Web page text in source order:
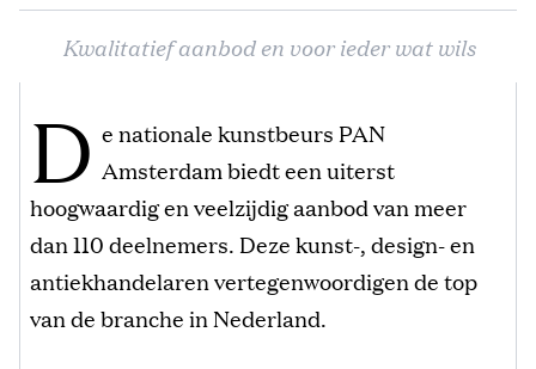
Kwalitatief aanbod en voor ieder wat wils
D e nationale kunstbeurs PAN
Amsterdam biedt een uiterst
hoogwaardig en veelzijdig aanbod van meer
dan 110 deelnemers. Deze kunst-, design- en
antiekhandelaren vertegenwoordigen de top
van de branche in Nederland.